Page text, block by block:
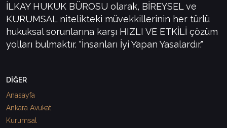
İLKAY HUKUK BÜROSU olarak, BİREYSEL ve
KURUMSAL nitelikteki müvekkillerinin her türlü
hukuksal sorunlarına karşı HIZLI VE ETKİLİ çözüm
yolları bulmaktır. "İnsanları İyi Yapan Yasalardır."
DİĞER
Anasayfa
Ankara Avukat
Kurumsal